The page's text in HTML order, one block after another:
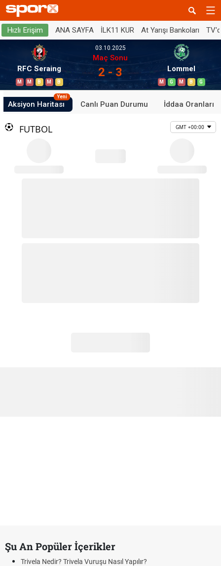
Hızlı Erişim ANA SAYFA İLK11 KUR At Yarışı Bankoları
RFC Seraing
M M B M B
03.10.2025
Maç Sonu
2 - 3 Lommel
M G M B G
Aksiyon Haritası
Yeni
Canlı Puan Durumu İddaa Oranları
FUTBOL GMT +00:00
Şu An Popüler İçerikler
Trivela Nedir? Trivela Vuruşu Nasıl Yapılır?